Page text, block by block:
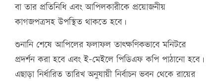
বা তার প্রতিনিধি এবং আপিলকারীকে প্রয়োজনীয়
কাগজপত্রসহ উপস্থিত থাকতে হবে।
শুনানি শেষে আপিলের ফলাফল তাৎক্ষণিকভাবে মনিটরে
প্রদর্শন করা হবে এবং ই-মেইলে পিডিএফ কপি পাঠানো হবে।
এছাড়া নির্ধারিত তারিখ অনুযায়ী নির্বাচন ভবন থেকে রায়ের